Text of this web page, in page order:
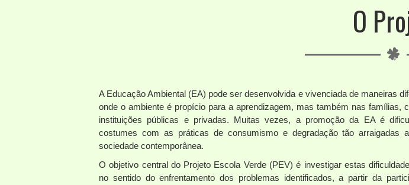
O
A Educação Ambiental (EA) pode ser desenvolvida e vivenciada de maneiras
onde o ambiente é propício para a aprendizagem, mas também nas famílias,
instituições públicas e privadas. Muitas vezes, a promoção da EA é
costumes com as práticas de consumismo e degradação tão arraigadas
sociedade contemporânea.
O objetivo central do Projeto Escola Verde (PEV) é investigar estas
no sentido do enfrentamento dos problemas identificados, a partir da